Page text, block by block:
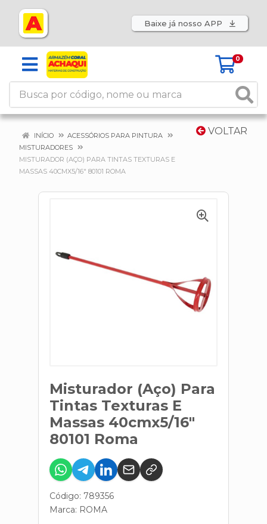
Baixe já nosso APP
0
VOLTAR
INÍCIO
ACESSÓRIOS PARA PINTURA
MISTURADORES
MISTURADOR (AÇO) PARA TINTAS TEXTURAS E
MASSAS 40CMX5/16" 80101 ROMA
Misturador (Aço) Para
Tintas Texturas E
Massas 40cmx5/16"
80101 Roma
Código: 789356
Marca: ROMA